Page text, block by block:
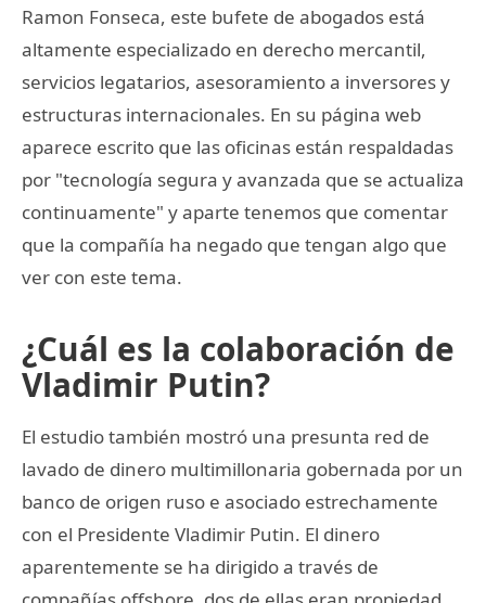
Ramon Fonseca, este bufete de abogados está
altamente especializado en derecho mercantil,
servicios legatarios, asesoramiento a inversores y
estructuras internacionales. En su página web
aparece escrito que las oficinas están respaldadas
por "tecnología segura y avanzada que se actualiza
continuamente" y aparte tenemos que comentar
que la compañía ha negado que tengan algo que
ver con este tema.
¿Cuál es la colaboración de
Vladimir Putin?
El estudio también mostró una presunta red de
lavado de dinero multimillonaria gobernada por un
banco de origen ruso e asociado estrechamente
con el Presidente Vladimir Putin. El dinero
aparentemente se ha dirigido a través de